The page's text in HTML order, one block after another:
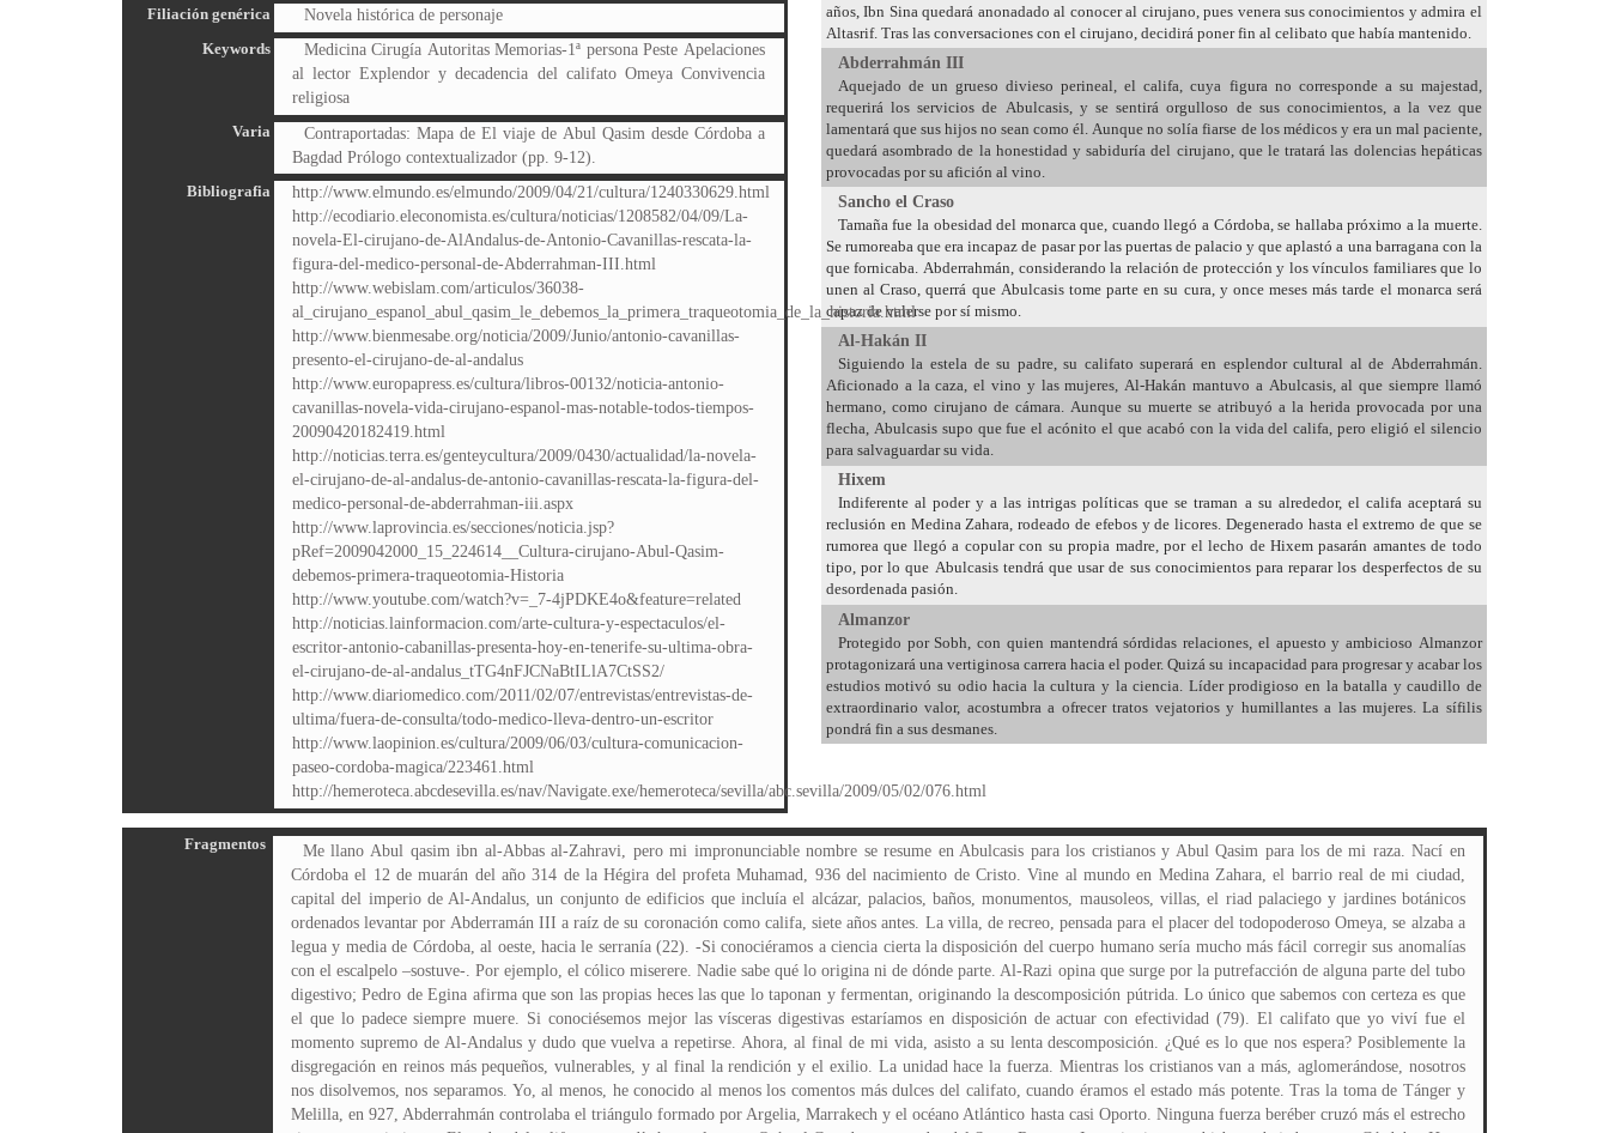
Filiación genérica
Novela histórica de personaje
Keywords
Medicina Cirugía Autoritas Memorias-1ª persona Peste Apelaciones
al lector Explendor y decadencia del califato Omeya Convivencia
religiosa
Varia
Contraportadas: Mapa de El viaje de Abul Qasim desde Córdoba a
Bagdad Prólogo contextualizador (pp. 9-12).
Bibliografia
http://www.elmundo.es/elmundo/2009/04/21/cultura/1240330629.html
http://ecodiario.eleconomista.es/cultura/noticias/1208582/04/09/La-
novela-El-cirujano-de-AlAndalus-de-Antonio-Cavanillas-rescata-la-
figura-del-medico-personal-de-Abderrahman-III.html
http://www.webislam.com/articulos/36038-
al_cirujano_espanol_abul_qasim_le_debemos_la_primera_traqueotomia_de_la_historia.html
http://www.bienmesabe.org/noticia/2009/Junio/antonio-cavanillas-
presento-el-cirujano-de-al-andalus
http://www.europapress.es/cultura/libros-00132/noticia-antonio-
cavanillas-novela-vida-cirujano-espanol-mas-notable-todos-tiempos-
20090420182419.html
http://noticias.terra.es/genteycultura/2009/0430/actualidad/la-novela-
el-cirujano-de-al-andalus-de-antonio-cavanillas-rescata-la-figura-del-
medico-personal-de-abderrahman-iii.aspx
http://www.laprovincia.es/secciones/noticia.jsp?
pRef=2009042000_15_224614__Cultura-cirujano-Abul-Qasim-
debemos-primera-traqueotomia-Historia
http://www.youtube.com/watch?v=_7-4jPDKE4o&feature=related
http://noticias.lainformacion.com/arte-cultura-y-espectaculos/el-
escritor-antonio-cabanillas-presenta-hoy-en-tenerife-su-ultima-obra-
el-cirujano-de-al-andalus_tTG4nFJCNaBtILlA7CtSS2/
http://www.diariomedico.com/2011/02/07/entrevistas/entrevistas-de-
ultima/fuera-de-consulta/todo-medico-lleva-dentro-un-escritor
http://www.laopinion.es/cultura/2009/06/03/cultura-comunicacion-
paseo-cordoba-magica/223461.html
http://hemeroteca.abcdesevilla.es/nav/Navigate.exe/hemeroteca/sevilla/abc.sevilla/2009/05/02/076.html
años, Ibn Sina quedará anonadado al conocer al cirujano, pues venera sus conocimientos y admira el
Altasrif. Tras las conversaciones con el cirujano, decidirá poner fin al celibato que había mantenido.
Abderrahmán III
Aquejado de un grueso divieso perineal, el califa, cuya figura no corresponde a su majestad,
requerirá los servicios de Abulcasis, y se sentirá orgulloso de sus conocimientos, a la vez que
lamentará que sus hijos no sean como él. Aunque no solía fiarse de los médicos y era un mal paciente,
quedará asombrado de la honestidad y sabiduría del cirujano, que le tratará las dolencias hepáticas
provocadas por su afición al vino.
Sancho el Craso
Tamaña fue la obesidad del monarca que, cuando llegó a Córdoba, se hallaba próximo a la muerte.
Se rumoreaba que era incapaz de pasar por las puertas de palacio y que aplastó a una barragana con la
que fornicaba. Abderrahmán, considerando la relación de protección y los vínculos familiares que lo
unen al Craso, querrá que Abulcasis tome parte en su cura, y once meses más tarde el monarca será
capaz de valerse por sí mismo.
Al-Hakán II
Siguiendo la estela de su padre, su califato superará en esplendor cultural al de Abderrahmán.
Aficionado a la caza, el vino y las mujeres, Al-Hakán mantuvo a Abulcasis, al que siempre llamó
hermano, como cirujano de cámara. Aunque su muerte se atribuyó a la herida provocada por una
flecha, Abulcasis supo que fue el acónito el que acabó con la vida del califa, pero eligió el silencio
para salvaguardar su vida.
Hixem
Indiferente al poder y a las intrigas políticas que se traman a su alrededor, el califa aceptará su
reclusión en Medina Zahara, rodeado de efebos y de licores. Degenerado hasta el extremo de que se
rumorea que llegó a copular con su propia madre, por el lecho de Hixem pasarán amantes de todo
tipo, por lo que Abulcasis tendrá que usar de sus conocimientos para reparar los desperfectos de su
desordenada pasión.
Almanzor
Protegido por Sobh, con quien mantendrá sórdidas relaciones, el apuesto y ambicioso Almanzor
protagonizará una vertiginosa carrera hacia el poder. Quizá su incapacidad para progresar y acabar los
estudios motivó su odio hacia la cultura y la ciencia. Líder prodigioso en la batalla y caudillo de
extraordinario valor, acostumbra a ofrecer tratos vejatorios y humillantes a las mujeres. La sífilis
pondrá fin a sus desmanes.
Fragmentos Me llano Abul qasim ibn al-Abbas al-Zahravi, pero mi impronunciable nombre se resume en Abulcasis para los cristianos y Abul Qasim para los de mi raza. Nací en Córdoba el 12 de muarán del año 314 de la Hégira del profeta Muhamad, 936 del nacimiento de Cristo. Vine al mundo en Medina Zahara, el barrio real de mi ciudad, capital del imperio de Al-Andalus, un conjunto de edificios que incluía el alcázar, palacios, baños, monumentos, mausoleos, villas, el riad palaciego y jardines botánicos ordenados levantar por Abderramán III a raíz de su coronación como califa, siete años antes. La villa, de recreo, pensada para el placer del todopoderoso Omeya, se alzaba a legua y media de Córdoba, al oeste, hacia le serranía (22). -Si conociéramos a ciencia cierta la disposición del cuerpo humano sería mucho más fácil corregir sus anomalías con el escalpelo –sostuve-. Por ejemplo, el cólico miserere. Nadie sabe qué lo origina ni de dónde parte. Al-Razi opina que surge por la putrefacción de alguna parte del tubo digestivo; Pedro de Egina afirma que son las propias heces las que lo taponan y fermentan, originando la descomposición pútrida. Lo único que sabemos con certeza es que el que lo padece siempre muere. Si conociésemos mejor las vísceras digestivas estaríamos en disposición de actuar con efectividad (79). El califato que yo viví fue el momento supremo de Al-Andalus y dudo que vuelva a repetirse. Ahora, al final de mi vida, asisto a su lenta descomposición. ¿Qué es lo que nos espera? Posiblemente la disgregación en reinos más pequeños, vulnerables, y al final la rendición y el exilio. La unidad hace la fuerza. Mientras los cristianos van a más, aglomerándose, nosotros nos disolvemos, nos separamos. Yo, al menos, he conocido al menos los comentos más dulces del califato, cuando éramos el estado más potente. Tras la toma de Tánger y Melilla, en 927, Abderrahmán controlaba el triángulo formado por Argelia, Marrakech y el océano Atlántico hasta casi Oporto. Ninguna fuerza beréber cruzó más el estrecho sin su consentimiento. El poder del califa se extendía hasta el norte: Otón el Grande, emperador del Sacro Romano Imperio, intercambiaba embajadores con Córdoba. Hugo de Arlés solicitaba salvoconductos para que sus navíos mercantes pudieran navegar por el Mediterráneo, mediatizado por nosotros lo mismo que el estrecho de Djebel-Al-Tarik, el Gibraltar de los cristianos. En cuanto a economía, el califato era una potencia de primer orden fundada en el comercio, una industria artesana muy desarrollada y técnicas agrícolas mucho más avanzadas que en cualquier otra parte de Europa. Éramos grandes productores de aceite de oliva y cítricos; las uvas andalusíes eran afamadas en todos los mercados, lo mismo que las pasas de Almuñécar; nuestras sedas granadinas y valencianas competían con las mejores del orbe, igual que el azafrán, ajos y dátiles. Siempre me sorprendió la pobreza y desolación de los campos cristianos en contraste con los nuestros, más poblados, con molinos de viento, canales de riego e ingenios harineros o azucareros. El dinar de oro cordobés era la moneda más cotizada del momento, la de más rica ley, imitada por el Imperio carolingio. Nada semejante se había visto en Occidente desde la caída del Imperio romano. En ninguna parte había ciudades tan pobladas con Córdoba, más de quinientos mil habitantes censados a mediados de siglo. Tampoco eran desdeñables ciudades como Toledo, con treinta y siete mil, Almería, con veintisiete mil, Zaragoza, con veinte mil, Valencia, quince mil o Barcelona, con cuarenta mil pobladores en su censo. Ya hablé de los aspectos culturales de Al-Andalus y de avances médicos, sólo me queda nombrar la famosa biblioteca de Abderramán III que, en tiempos de Al-Hakán II, alcanzó los cuatrocientos mil volúmenes y reunió todas las ramas del saber humano. Los dos primeros califas estaban convencidos de que crear medersas, construir maristanes y levantar aljamas era apostar por la cultura y hacerlo por el caballo ganador (192-193). Recapitulemos: un hombre apuesto y ambicioso se enriquece merced al favor de una mujer. El heredero del trono, un joven fuerte y sano, muere de repente, y su administrador, el hombre ambicioso, es nombrado gran visir del nuevo califa. ¿Verdad que huele a crimen? Conocí bien a los hijos legítimos de Al-Hakán II, pues, como médico de palacio, me llamaron varias veces para atenderlos. Abderrahmán, Harifa, Hixem, Fátima, Abdulah, Ahmed, Xania..., todos los que lograron cumplir diez años eran fuertes como robles y sanos como jabalíes montaraces, de ahí la extrañeza que causó la repentina desaparición del primogénito (241). Aquellos años transcurrieron despacio, como siempre en épocas de opresión, tiranía o vileza de los que gobiernan. Instalado en mi propia aséptica burbuja, los vi pasar con aprensión, sin respirar apenas, inerme, como el que sufre la descarga de una negra nube de tormenta en medio de la estepa o cruza por un muladar con la nariz tapada. Aislado de las cosas de Medina Zahara, ausente de fiestas y recepciones palaciegas salvo contados ineludibles casos, me dediqué a lo que hago medianamente bien: trabajar. Perfeccioné mis técnicas quirúrgicas, modifiqué para mejor instrumentos y aparatos e inicie relaciones epistolares con distintos sabios: Conti, el napolitano, Andreas Pavanopoulos, un cirujano bizantino de Atenas, y Segei Titov, un físico de Kiev, en la lejana Ucrania. Invité a Realdo Conti a la aljama de Córdoba, de la que ya era director tras la muerte de Al-Qurtubí, en 980- Se trataba de organizar con él varias sesiones quirúrgicas ante mis estudiantes, demostrativas de su técnica reparadora en hernias inguinales. En medio de mi alegría, recibí su respuesta afirmativa. conseguí de un abúlico Hixem una amplia sala en Medina Zahara donde celebrar la reunión, un verdadero congreso de cirugía, amplié mi invitación a Samuel Pérez, un cirujano valenciano que había ideado una técnica para reducir fracturas, y a Benito Itoiz, otro quirurgo, navarro, que conocí en Pamplona y que dominaba cierta técnica de amputación del muslo (267-268). Creí su historia y prometí mantenerla en secreto. Desde luego acerté. Nunca me arrepentí de mi prudencia ni de evitar hacer de juez omnímodo. Nadie es perfecto, y la mujer es débil. La conducta de Jazmina a mi lado siempre fue ejemplar. Me dio tres hijos en sus ocho embarazos y lloré su muerte amargamente. Ya llegaremos a ella: repasemos primero otras historias. La que me obsesionaba por entonces era la redacción de mi tratado médico, Altasrif, un compendio en tres grandes volúmenes que trata de todos los aspectos conocidos de la ciencia médica, el primero sobre farmacología: principios activos que contienen las plantas, descripción del instrumental quirúrgico, empleo de anestésicos y utilización del cauterio. El segundo versa sobre fracturas y su tratamiento, y el tercero sobre cirugía general, oftalmología, obstétrica y del oído. Añadí un anexo donde explico el método curativo de la obesidad mórbida y técnicas para la extracción de cálculos en la vejiga de la orina, partos, amputaciones y extracción de fetos muertos. Carmen y Jazmina, que se entendían a las mil maravillas, me ayudaban en la redacción de los textos, sobre todo mi última mujer, que poseía una letra muy legible y bella. Seis años me llevó la magna obra. Una vez culminada, en 991, conseguí de Almanzor que varios amanuenses de la biblioteca hiciesen copias que fueron encuadernadas por el mejor librero de Córdoba. En total se editaron ochenta tratados de tres tomos, que fueron repartidos por todo el califato. Mandé ejemplares a Lisboa, Nápoles, Constantinopla y Bagdad. Hubo demanda de los reinos cristianos y de ciertos países islamitas que obligaron a una reedición. Antes del final de siglo, mi obra, escrita en romance castellano, había sido traducida al árabe, catalán, franco y toscano (291-292). Nada hay más placentero para el hombre que el trabajo bien hecho. Mi vida entera ha sido la búsqueda de la verdad, de la razón científica en pos de la sabiduría, el galardón supremo. Lo que más nos acerca al Creador es el saber, y lo que más nos aproxima a las bestias es la ignorancia, el fanatismo y la superstición. Tuve la suerte de nacer en el rincón más civilizado de mi época, dedicado al arte, la ciencia y la cultura, y confío continúe siéndolo a pesar de no ser optimista. Están ya aquí los signos de la descomposición: un gobierno despótico, fanatismo religioso, guerra, intolerancia, quema de libros... No me consuela que en los reinos y condados cristianos europeos anden pero que nosotros. Con Platón, creo en el ser humano y, si de mí dependiera, fundaría una república de hombres y mujeres libres, sin distinción de razas y colores, con plena libertad religiosa y de toda índole (309). Con el nuevo milenio cristiano, Al-Mansur retornó a las andadas. Lo suyo era la guerra, y yo imploraba por su reanudación, pues una aceifa era para mí sinónimo de paz, al tener al déspota muy lejos. En 1002, enfermo y achacoso, inició, Alá y su profeta sean loados, la que sería su última batalla. Subió a Toledo, donde recibió la babosa sumisión del emir, y siguió a Guadalajara y Sigüenza. Supo en La Almunia que el conde castellano, el rey Alfonso V de León y Sancho de Navarra, su suegro, lo esperaban bien pertrechados en las cercanías de Soria. Entiendo el caso del rey Sancho: yo habría estrangulado con mis manos a quien tratase a mi hija como aquel rufián. Dicen que el facineroso castigaba a Blanca, su esposa, de palabra y de obra. Que la obligaba, de rodillas, a presenciar cómo fornicaba con cualquier barragana. A mediados de julio se encontraron los dos ejércitos en Calatañazor, una pequeña aldea no muy lejana a Osma. Los cristianos habían congregado a cuatro mil guerreros por una cifra pareja de los nuestros. La contienda quedó sin decidirse, con medianas pérdidas por ambas partes y una herida de espada, tangencial, que afectó a un hombro de Almanzor. Me contó el cirujano que lo intervino que